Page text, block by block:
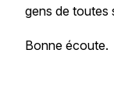
gens de toutes
Bonne écoute.